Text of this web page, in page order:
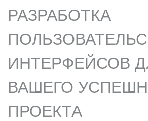
РАЗРАБОТКА
ИНТЕРФЕЙСОВ
ВАШЕГО
ПРОЕКТА